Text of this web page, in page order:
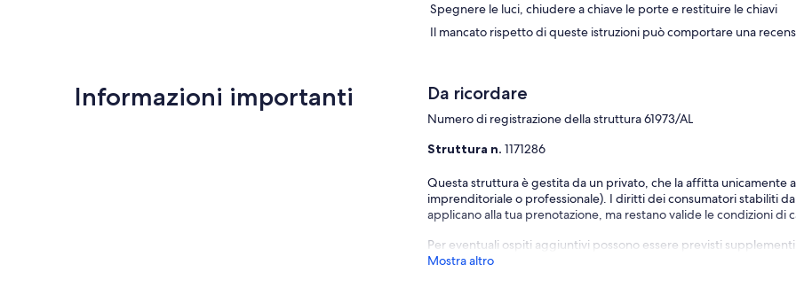
Spegnere le luci, chiudere a chiave le porte e restituire le chiavi
Il mancato rispetto di queste istruzioni può comportare una
Informazioni importanti Da ricordare
Numero di registrazione della struttura 61973/AL
Struttura n.1171286
Questa struttura è gestita da un privato, che la affitta unicamente
imprenditoriale o professionale). I diritti dei consumatori stabiliti
applicano alla tua prenotazione, ma restano valide le condizioni di
Per eventuali ospiti aggiuntivi possono essere previsti
Mostra altro